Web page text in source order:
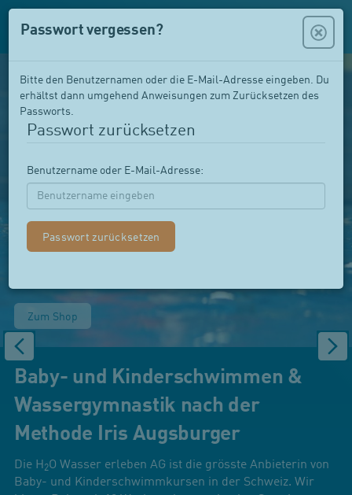
Passwort vergessen?
Bitte den Benutzernamen oder die E-Mail-Adresse eingeben. Du
erhältst dann umgehend Anweisungen zum Zurücksetzen des
Passworts.
Passwort zurücksetzen
Benutzername oder E-Mail-Adresse:
Zum Shop
Baby- und Kinderschwimmen &
Wassergymnastik nach der
Methode Iris Augsburger
Die H2O Wasser erleben AG ist die grösste Anbieterin von
Baby- und Kinderschwimmkursen in der Schweiz. Wir